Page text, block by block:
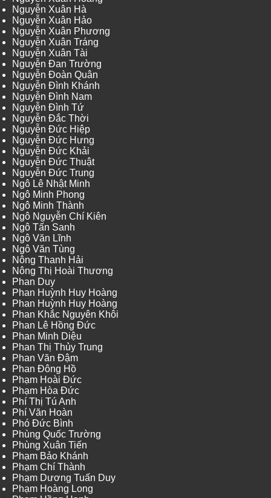
Nguyễn Xuân Hà
Nguyễn Xuân Hảo
Nguyễn Xuân Phương
Nguyễn Xuân Tráng
Nguyễn Xuân Tài
Nguyễn Đan Trường
Nguyễn Đoàn Quân
Nguyễn Đình Khánh
Nguyễn Đình Nam
Nguyễn Đình Tứ
Nguyễn Đắc Thời
Nguyễn Đức Hiệp
Nguyễn Đức Hưng
Nguyễn Đức Khải
Nguyễn Đức Thuật
Nguyễn Đức Trung
Ngô Lê Nhật Minh
Ngô Minh Phong
Ngô Minh Thành
Ngô Nguyễn Chí Kiên
Ngô Tấn Sanh
Ngô Văn Lĩnh
Ngô Văn Tùng
Nông Thanh Hải
Nông Thị Hoài Thương
Phan Duy
Phan Huỳnh Huy Hoàng
Phan Huỳnh Huy Hoàng
Phan Khắc Nguyên Khôi
Phan Lê Hồng Đức
Phan Minh Diệu
Phan Thị Thủy Trung
Phan Văn Đậm
Phan Đông Hồ
Phạm Hoài Đức
Phạm Hòa Đức
Phí Thị Tú Anh
Phí Văn Hoàn
Phó Đức Bình
Phùng Quốc Trường
Phùng Xuân Tiến
Phạm Bảo Khánh
Phạm Chí Thành
Phạm Dương Tuấn Duy
Phạm Hoàng Long